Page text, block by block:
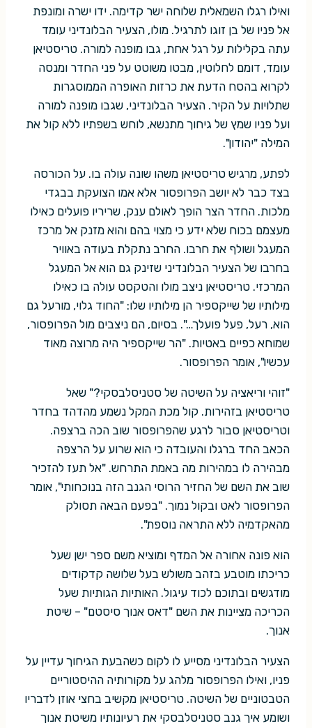
ואילו רגלו השמאלית שלוחה ישר קדימה. ידו ישרה ומונפת
אל פניו של בן זוגו לתרגיל. מולו, הצעיר הבלונדיני עומד
עתה בקלילות על רגל אחת, גבו מופנה למורה. טריסטיאן
עומד, דומם לחלוטין, מבטו משוטט על פני החדר ומנסה
לקרוא בהסח הדעת את כרזות האופרה הממוסגרות
שתלויות על הקיר. הצעיר הבלונדיני, שגבו מופנה למורה
ועל פניו שמץ של גיחוך מתנשא, לוחש בשפתיו ללא קול את
המילה "יהודון".
לפתע, מרגיש טריסטיאן משהו שונה עולה בו. על הכורסה
בצד כבר לא יושב הפרופסור אלא אמו הצועקת בבגדי
מלכות. החדר הצר הופך לאולם ענק, שריריו פועלים כאילו
מעצמם בכוח שלא ידע כי מצוי בהם והוא מזנק אל מרכז
המעגל ושולף את חרבו. החרב נתקלת בעודה באוויר
בחרבו של הצעיר הבלונדיני שזינק גם הוא אל המעגל
המרכזי. טריסטיאן ניצב מולו והטקסט עולה בו כאילו
מילותיו של שייקספיר הן מילותיו שלו: "החוד גלוי, מורעל גם
הוא, רעל, פעל פועלך…". בסיום, הם ניצבים מול הפרופסור,
שמוחא כפיים באטיות. "הר שייקספיר היה מרוצה מאוד
עכשיו", אומר הפרופסור.
"זוהי וריאציה על השיטה של סטניסלבסקי?" שאל
טריסטיאן בזהירות. קול מכת המקל נשמע מהדהד בחדר
וטריסטיאן סבור לרגע שהפרופסור שוב הכה ברצפה.
הכאב החד ברגלו והעובדה כי הוא שרוע על הרצפה
מבהירה לו במהירות מה באמת התרחש. "אל תעז להזכיר
שוב את השם של החזיר הרוסי הגנב הזה בנוכחותי", אומר
הפרופסור לאט ובקול נמוך. "בפעם הבאה תסולק
מהאקדמיה ללא התראה נוספת".
הוא פונה אחורה אל המדף ומוציא משם ספר ישן שעל
כריכתו מוטבע בזהב משולש בעל שלושה קדקודים
מודגשים ובתוכם לכוד עיגול. האותיות הגותיות שעל
הכריכה מציינות את השם "דאס אנוך סיסטם" – שיטת
אנוך.
הצעיר הבלונדיני מסייע לו לקום כשהבעת הגיחוך עדיין על
פניו, ואילו הפרופסור מלהג על מקורותיה ההיסטוריים
הטבטוניים של השיטה. טריסטיאן מקשיב בחצי אוזן לדבריו
ושומע איך גנב סטניסלבסקי את רעיונותיו משיטת אנוך